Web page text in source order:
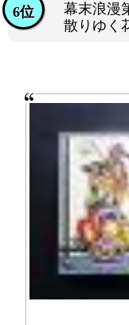
幕末浪漫
散りゆく
6位